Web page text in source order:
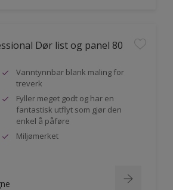
Dør list og panel 80
Vanntynnbar blank maling for
treverk
Fyller meget godt og har en
fantastisk utflyt som gjør den
enkel å påføre
Miljømerket